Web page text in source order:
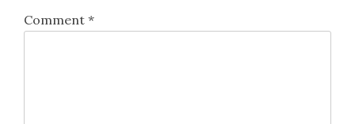
Comment *